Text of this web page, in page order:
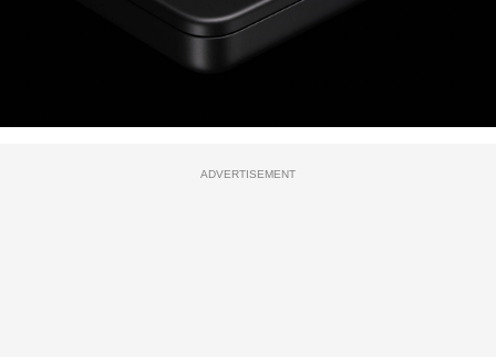
ADVERTISEMENT